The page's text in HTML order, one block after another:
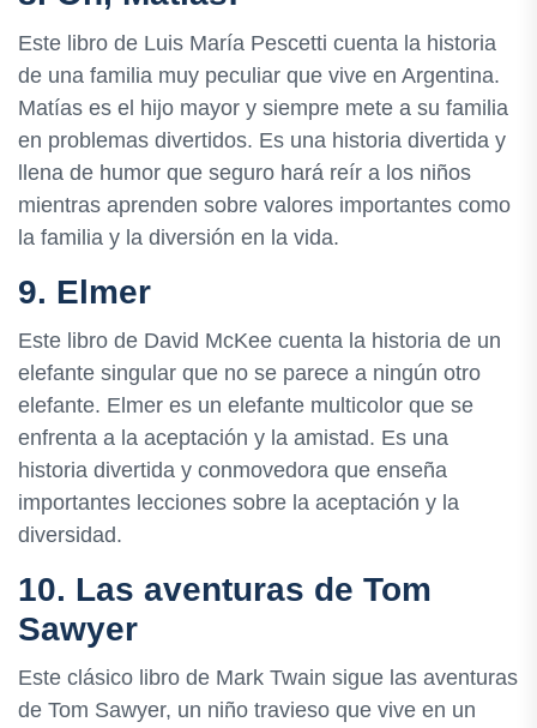
Este libro de Luis María Pescetti cuenta la historia
de una familia muy peculiar que vive en Argentina.
Matías es el hijo mayor y siempre mete a su familia
en problemas divertidos. Es una historia divertida y
llena de humor que seguro hará reír a los niños
mientras aprenden sobre valores importantes como
la familia y la diversión en la vida.
9. Elmer
Este libro de David McKee cuenta la historia de un
elefante singular que no se parece a ningún otro
elefante. Elmer es un elefante multicolor que se
enfrenta a la aceptación y la amistad. Es una
historia divertida y conmovedora que enseña
importantes lecciones sobre la aceptación y la
diversidad.
10. Las aventuras de Tom
Sawyer
Este clásico libro de Mark Twain sigue las aventuras
de Tom Sawyer, un niño travieso que vive en un